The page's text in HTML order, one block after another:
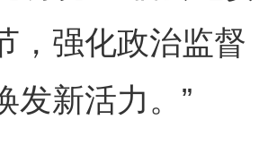
，强化政治监
发新活力。”